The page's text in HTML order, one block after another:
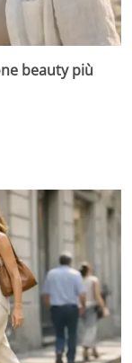
beauty più